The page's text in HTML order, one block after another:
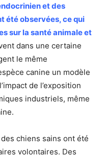
et des
été observées, ce qui
sur la santé animale et
dans une certaine
le même
canine un modèle
de l’exposition
industriels, même
chiens sains ont été
volontaires. Des